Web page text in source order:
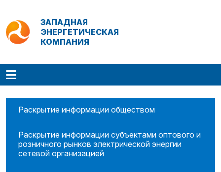
ЗАПАДНАЯ
ЭНЕРГЕТИЧЕСКАЯ
КОМПАНИЯ
Раскрытие информации обществом
Раскрытие информации субъектами оптового и
розничного рынков электрической энергии
сетевой организацией